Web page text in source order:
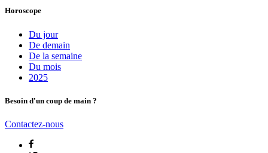
Horoscope
Du jour
De demain
De la semaine
Du mois
2025
Besoin d'un coup de main ?
Contactez-nous